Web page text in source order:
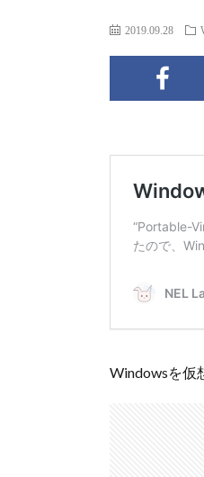
2019.09.28
Windowsを仮